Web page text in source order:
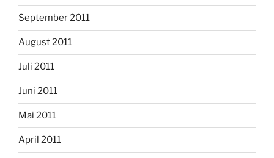
September 2011
August 2011
Juli 2011
Juni 2011
Mai 2011
April 2011